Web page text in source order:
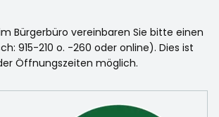
Bürgerbüro vereinbaren Sie bitte einen
915-210 o. -260 oder online). Dies ist
Öffnungszeiten möglich.